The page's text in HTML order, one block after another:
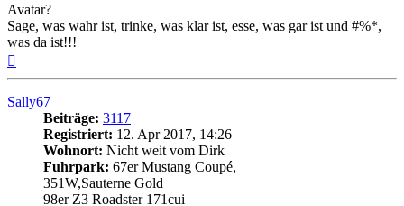
Avatar?
Sage, was wahr ist, trinke, was klar ist, esse, was gar ist und #%*,
was da ist!!!
Sally67
Beiträge: 3117
Registriert: 12. Apr 2017, 14:26
Wohnort: Nicht weit vom Dirk
Fuhrpark: 67er Mustang Coupé,
351W,Sauterne Gold
98er Z3 Roadster 171cui